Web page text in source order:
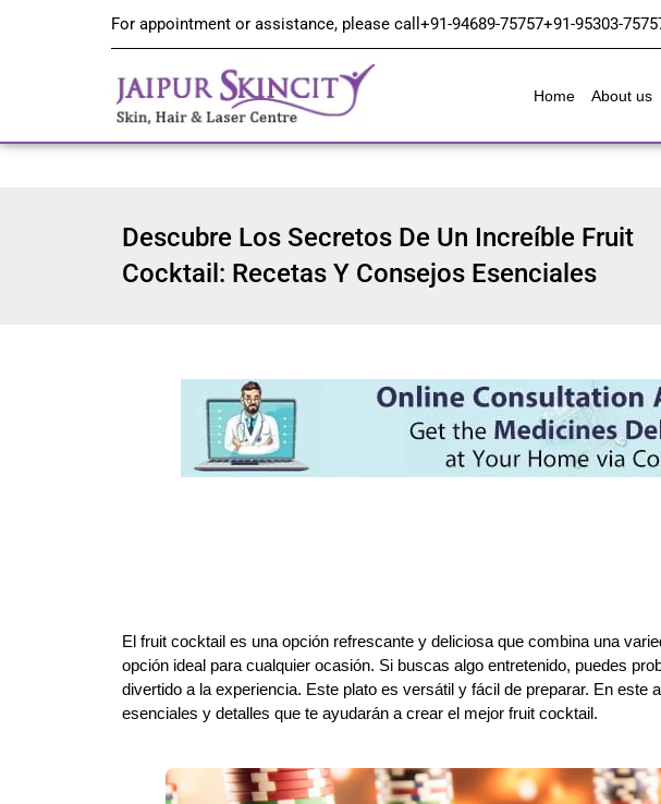
For appointment or assistance, please call +91-94689-75757+91-95303-
Home About us
Descubre Los Secretos De Un Increíble Fruit
Cocktail: Recetas Y Consejos Esenciales
El fruit cocktail es una opción refrescante y deliciosa que combina una
opción ideal para cualquier ocasión. Si buscas algo entretenido, puedes
divertido a la experiencia. Este plato es versátil y fácil de preparar. En
esenciales y detalles que te ayudarán a crear el mejor fruit cocktail.